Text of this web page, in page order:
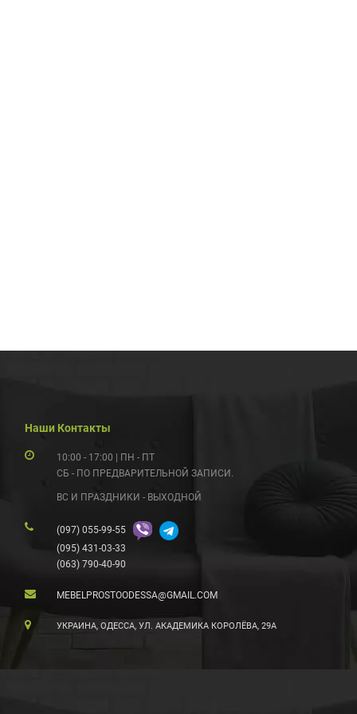
Наши Контакты
10:00 - 17:00 | ПН - ПТ
СБ - ПО ПРЕДВАРИТЕЛЬНОЙ ЗАПИСИ.
ВС И ПРАЗДНИКИ - ВЫХОДНОЙ
(097) 055-99-55
(095) 431-03-33
(063) 790-40-90
MEBELPROSTOODESSA@GMAIL.COM
УКРАИНА, ОДЕССА, УЛ. АКАДЕМИКА КОРОЛЁВА, 29А